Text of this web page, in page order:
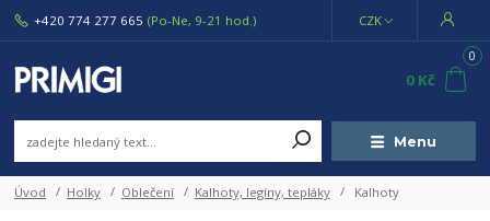
Menu
CZK
+420 774 277 665 (Po-Ne, 9-21 hod.)
0
0 Kč
Úvod Holky Oblečení Kalhoty, legíny, tepláky Kalhoty